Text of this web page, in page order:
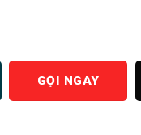
đình DZ-300A số lượng
GỌI NGAY